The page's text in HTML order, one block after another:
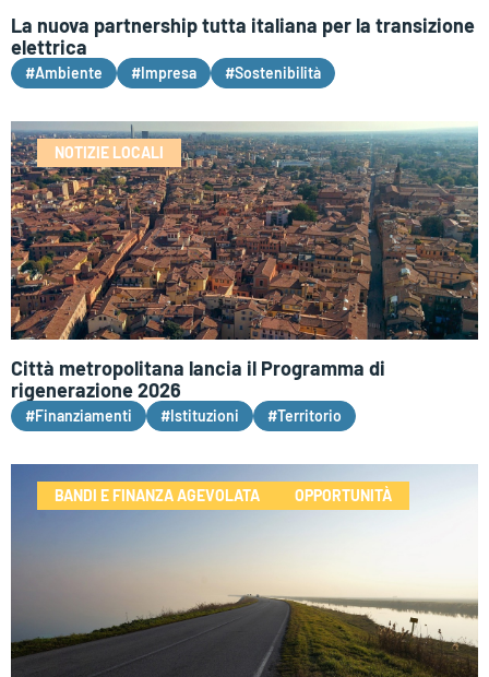
La nuova partnership tutta italiana per la transizione
elettrica
#Ambiente #Impresa #Sostenibilità
NOTIZIE LOCALI
Città metropolitana lancia il Programma di
rigenerazione 2026
#Finanziamenti #Istituzioni #Territorio
BANDI E FINANZA AGEVOLATA OPPORTUNITÀ